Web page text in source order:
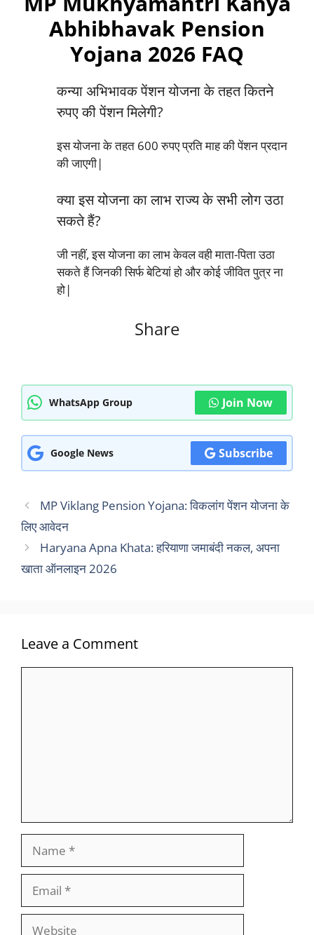
Abhibhavak Pension
Yojana 2026 FAQ
कन्या अभिभावक पेंशन योजना के तहत कितने
रुपए की पेंशन मिलेगी?
इस योजना के तहत 600 रुपए प्रति माह की पेंशन प्रदान
की जाएगी|
क्या इस योजना का लाभ राज्य के सभी लोग उठा
सकते हैं?
जी नहीं, इस योजना का लाभ केवल वही माता-पिता उठा
सकते हैं जिनकी सिर्फ बेटियां हो और कोई जीवित पुत्र ना
हो|
Share
WhatsApp Group Join Now
Google News Subscribe
MP Viklang Pension Yojana: विकलांग पेंशन योजना के
लिए आवेदन
Haryana Apna Khata: हरियाणा जमाबंदी नकल, अपना
खाता ऑनलाइन 2026
Leave a Comment